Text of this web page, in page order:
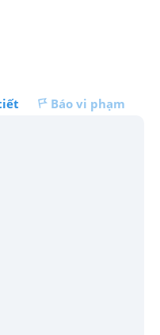
Báo vi phạm